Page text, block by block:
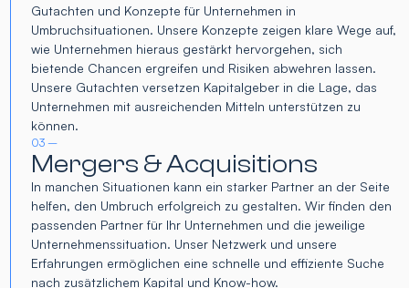
Gutachten und Konzepte für Unternehmen in
Umbruchsituationen. Unsere Konzepte zeigen klare Wege auf,
wie Unternehmen hieraus gestärkt hervorgehen, sich
bietende Chancen ergreifen und Risiken abwehren lassen.
Unsere Gutachten versetzen Kapitalgeber in die Lage, das
Unternehmen mit ausreichenden Mitteln unterstützen zu
können.
03 –
Mergers & Acquisitions
In manchen Situationen kann ein starker Partner an der Seite
helfen, den Umbruch erfolgreich zu gestalten. Wir finden den
passenden Partner für Ihr Unternehmen und die jeweilige
Unternehmenssituation. Unser Netzwerk und unsere
Erfahrungen ermöglichen eine schnelle und effiziente Suche
nach zusätzlichem Kapital und Know-how.